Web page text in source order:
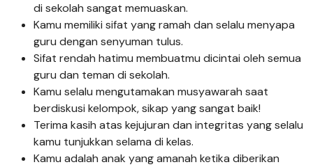
di sekolah sangat memuaskan.
Kamu memiliki sifat yang ramah dan selalu menyapa
guru dengan senyuman tulus.
Sifat rendah hatimu membuatmu dicintai oleh semua
guru dan teman di sekolah.
Kamu selalu mengutamakan musyawarah saat
berdiskusi kelompok, sikap yang sangat baik!
Terima kasih atas kejujuran dan integritas yang selalu
kamu tunjukkan selama di kelas.
Kamu adalah anak yang amanah ketika diberikan